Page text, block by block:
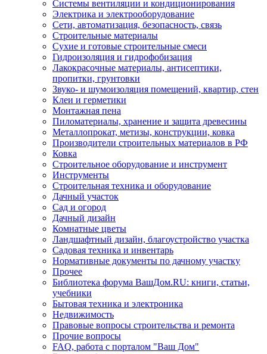
Системы вентиляции и кондиционирования
Электрика и электрооборудование
Сети, автоматизация, безопасность, связь
Строительные материалы
Сухие и готовые строительные смеси
Гидроизоляция и гидрофобизация
Лакокрасочные материалы, антисептики,
пропитки, грунтовки
Звуко- и шумоизоляция помещений, квартир, стен
Клеи и герметики
Монтажная пена
Пиломатериалы, хранение и защита древесины
Металлопрокат, метизы, конструкции, ковка
Производители строительных материалов в РФ
Ковка
Строительное оборудование и инструмент
Инструменты
Строительная техника и оборудование
Дачный участок
Сад и огород
Дачный дизайн
Комнатные цветы
Ландшафтный дизайн, благоустройство участка
Садовая техника и инвентарь
Нормативные документы по дачному участку
Прочее
Библиотека форума ВашДом.RU: книги, статьи,
учебники
Бытовая техника и электроника
Недвижимость
Правовые вопросы строительства и ремонта
Прочие вопросы
FAQ, работа с порталом "Ваш Дом"